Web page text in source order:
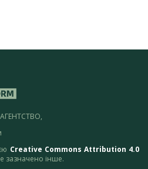
Creative Commons Attribution 4.0
зазначено інше.